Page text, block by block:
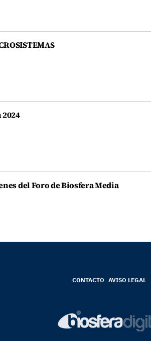
del Foro de Biosfera Media
CONTACTO AVISO LEGAL